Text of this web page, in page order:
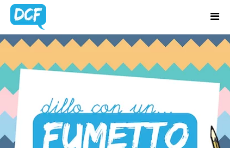
Home
Chi Sono
Lavora con me
Portfolio
Blog
BLOG
UPDATES